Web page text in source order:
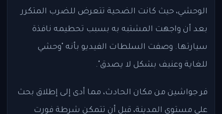
الوحشي، حيث كانت الضحية تتعرض للضرب المتكرر
بعد أن واجهت المشتبه به بسبب تحطيمه نافذة
سيارتها. وصفت السلطات الفيديو بأنه "وحشي
للغاية وعنيف بشكل لا يصدق".
فر جواشين من مكان الحادث، مما أدى إلى إطلاق بحث
على مستوى المدينة، قبل أن تتمكن شرطة فورت